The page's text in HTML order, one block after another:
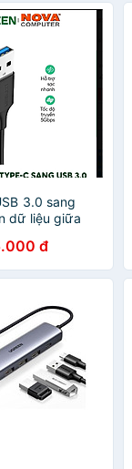
3.0 sang
dữ liệu giữa
hàng
đ